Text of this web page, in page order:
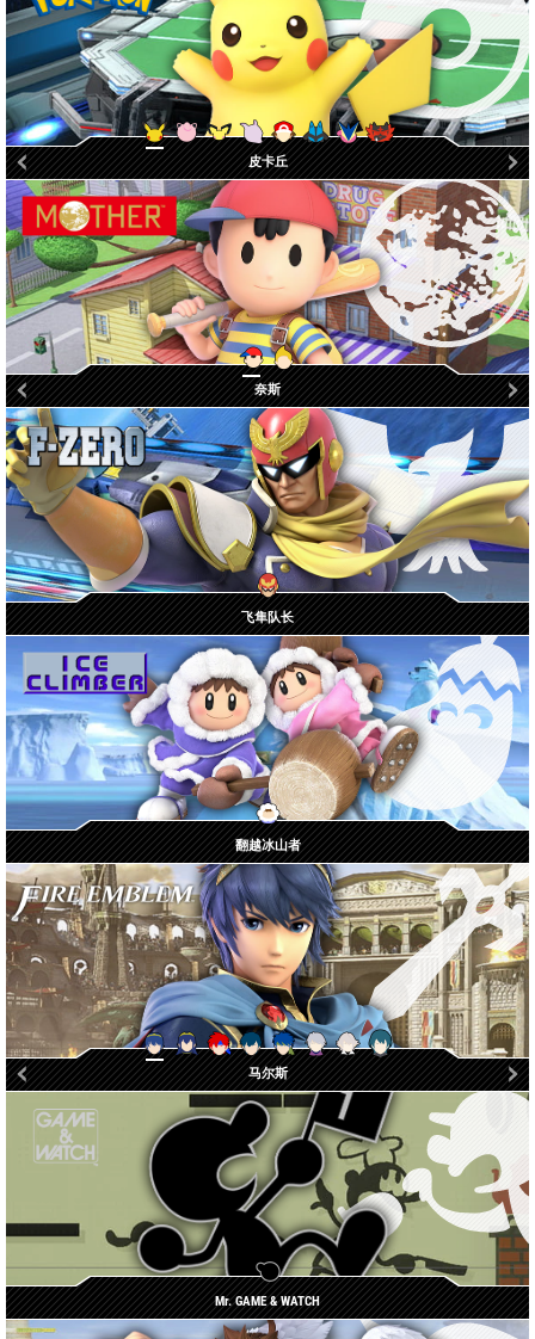
皮卡丘
胖丁
皮丘
超梦
宝可梦训练家
路卡利欧
甲贺忍蛙
炽焰咆哮虎
奈斯
琉加
飞隼队长
翻越冰山者
马尔斯
露琪娜
罗伊
库洛姆
艾克
鲁弗莱
神威
贝雷特 / 贝雷丝
Mr. GAME& WATCH